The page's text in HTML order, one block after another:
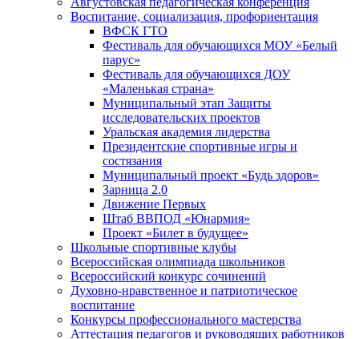
Воспитание, социализация, профориентация
ВФСК ГТО
Фестиваль для обучающихся МОУ «Белый
парус»
Фестиваль для обучающихся ДОУ
«Маленькая страна»
Муниципальный этап Защиты
исследовательских проектов
Уральская академия лидерства
Президентские спортивные игры и
состязания
Муниципальный проект «Будь здоров»
Зарница 2.0
Движение Первых
Штаб ВВПОД «Юнармия»
Проект «Билет в будущее»
Школьные спортивные клубы
Всероссийская олимпиада школьников
Всероссийский конкурс сочинений
Духовно-нравственное и патриотическое
воспитание
Конкурсы профессионального мастерства
Аттестация педагогов и руководящих работников